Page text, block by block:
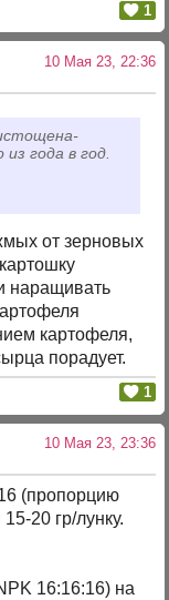
1
10 Мая 23, 22:36
года в год.
от зерновых
наращивать
картофеля,
порадует.
1
10 Мая 23, 23:36
(пропорцию
20 гр/лунку.
16:16:16) на